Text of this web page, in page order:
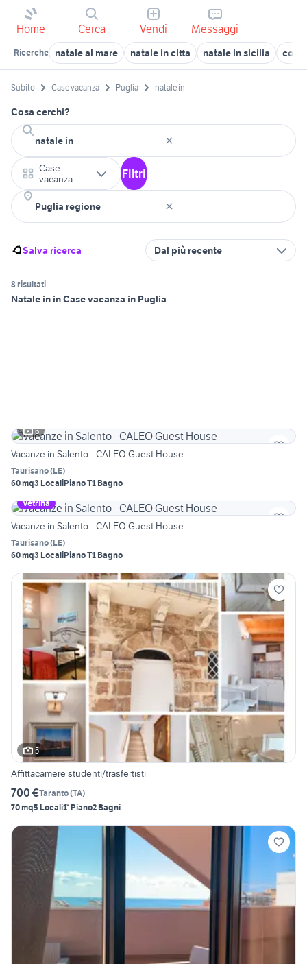
Home Cerca Vendi Messaggi
Ricerche natale al mare natale in citta natale in sicilia
Subito Case vacanza Puglia natale in
Cosa cerchi?
Case
vacanza
Filtri
Salva ricerca Dal più recente
8 risultati
Natale in in Case vacanza in Puglia
6
Vacanze in Salento - CALEO Guest House
Taurisano(LE)
60 mq3 LocaliPiano T1 Bagno
Vetrina
Vacanze in Salento - CALEO Guest House
Taurisano(LE)
60 mq3 LocaliPiano T1 Bagno
5
Affittacamere studenti/trasfertisti
700 €Taranto(TA)
70 mq5 Locali1° Piano2 Bagni